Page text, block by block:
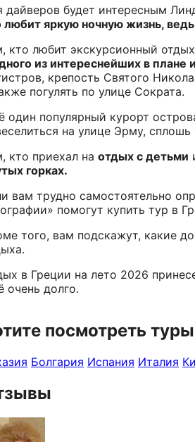
дайверов будет интересным
любит яркую ночную жизнь,
кто любит экскурсионный
из интереснейших в плане
крепость Святого
погулять по улице Сократа.
один популярный курорт
на улице Эрму,
кто приехал на отдых с детьми
горках.
вам трудно самостоятельно
помогут купить тур в
того, вам подскажут, какие
в Греции на лето 2026
очень долго.
посмотреть
Болгария Испания Италия